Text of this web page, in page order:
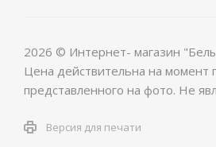
2026 © Интернет- магазин
Цена действительна на момент
представленного на фото. Не
Версия для печати